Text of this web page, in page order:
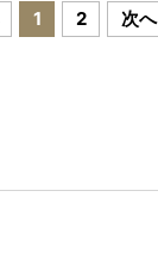
1 2 次へ